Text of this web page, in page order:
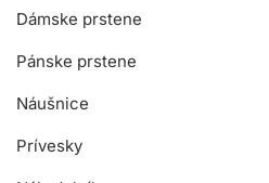
Dámske prstene
Pánske prstene
Náušnice
Prívesky